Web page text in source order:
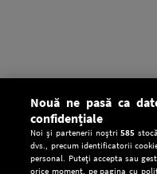
Nouă ne pasă ca
confidențiale
Noi și partenerii noștri585
dvs., precum identificatorii
personal. Puteți accepta sau
orice moment, pe pagina cu